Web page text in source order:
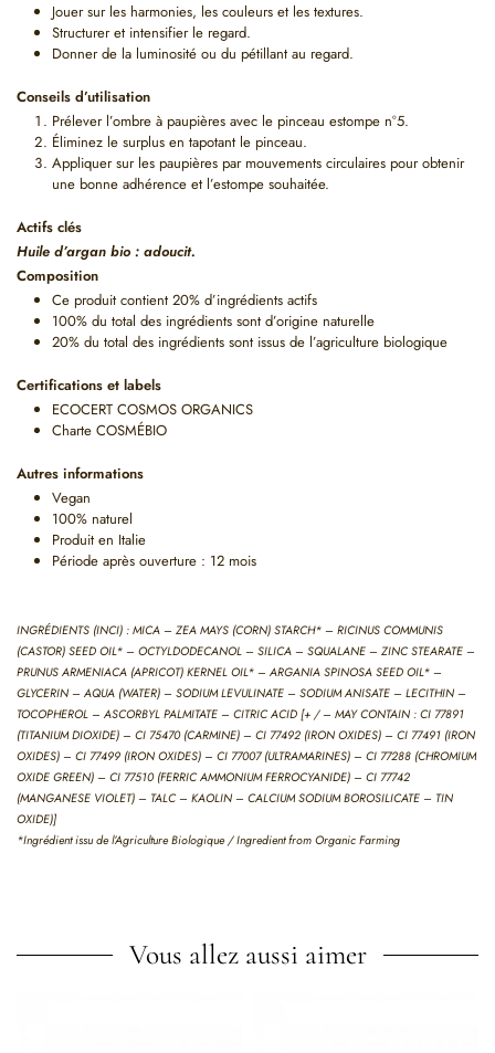
Jouer sur les harmonies, les couleurs et les textures.
Structurer et intensifier le regard.
Donner de la luminosité ou du pétillant au regard.
Conseils d’utilisation
Prélever l’ombre à paupières avec le pinceau estompe n°5.
Éliminez le surplus en tapotant le pinceau.
Appliquer sur les paupières par mouvements circulaires pour obtenir
une bonne adhérence et l’estompe souhaitée.
Actifs clés
Huile d’argan bio : adoucit.
Composition
Ce produit contient 20% d’ingrédients actifs
100% du total des ingrédients sont d’origine naturelle
20% du total des ingrédients sont issus de l’agriculture biologique
Certifications et labels
ECOCERT COSMOS ORGANICS
Charte COSMÉBIO
Autres informations
Vegan
100% naturel
Produit en Italie
Période après ouverture : 12 mois
INGRÉDIENTS (INCI) : MICA – ZEA MAYS (CORN) STARCH* – RICINUS COMMUNIS
(CASTOR) SEED OIL* – OCTYLDODECANOL – SILICA – SQUALANE – ZINC STEARATE –
PRUNUS ARMENIACA (APRICOT) KERNEL OIL* – ARGANIA SPINOSA SEED OIL* –
GLYCERIN – AQUA (WATER) – SODIUM LEVULINATE – SODIUM ANISATE – LECITHIN –
TOCOPHEROL – ASCORBYL PALMITATE – CITRIC ACID [+ / – MAY CONTAIN : CI 77891
(TITANIUM DIOXIDE) – CI 75470 (CARMINE) – CI 77492 (IRON OXIDES) – CI 77491 (IRON
OXIDES) – CI 77499 (IRON OXIDES) – CI 77007 (ULTRAMARINES) – CI 77288 (CHROMIUM
OXIDE GREEN) – CI 77510 (FERRIC AMMONIUM FERROCYANIDE) – CI 77742
(MANGANESE VIOLET) – TALC – KAOLIN – CALCIUM SODIUM BOROSILICATE – TIN
OXIDE)]
*Ingrédient issu de l’Agriculture Biologique / Ingredient from Organic Farming
Vous allez aussi aimer